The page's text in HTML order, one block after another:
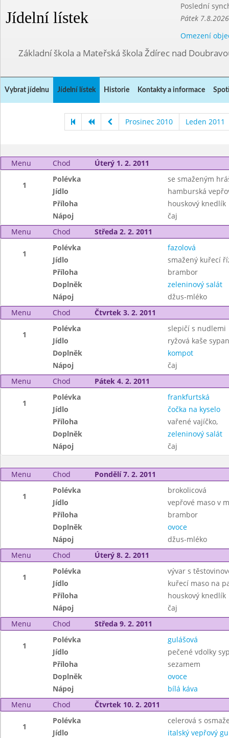
Jídelní lístek
Poslední
Pátek
Omezení
Základní škola a Mateřská škola Ždírec nad
Vybrat jídelnu Jídelní lístek Historie Kontakty a informace
Prosinec 2010 Leden 2011
Menu Chod Úterý 1. 2. 2011
1
Polévka
se smaženým
Jídlo
hamburská
Příloha
houskový knedlík
Nápoj
čaj
Menu
Chod Středa 2. 2. 2011
1
Polévka
fazolová
Jídlo
smažený kuřecí
Příloha
brambor
Doplněk
zeleninový salát
Nápoj
džus-mléko
Menu
Chod Čtvrtek 3. 2. 2011
1
Polévka
slepičí s nudlemi
Jídlo
ryžová kaše
Doplněk
kompot
Nápoj
čaj
Menu
Chod Pátek 4. 2. 2011
1
Polévka
frankfurtská
Jídlo
čočka na kyselo
Příloha
vařené vajíčko,
Doplněk
zeleninový salát
Nápoj
čaj
Menu Chod Pondělí 7. 2. 2011
1
Polévka
brokolicová
Jídlo
vepřové maso v
Příloha
brambor
Doplněk
ovoce
Nápoj
džus-mléko
Menu
Chod Úterý 8. 2. 2011
1
Polévka
vývar s
Jídlo
kuřecí maso na
Příloha
houskový knedlík
Nápoj
čaj
Menu
Chod Středa 9. 2. 2011
1
Polévka
gulášová
Jídlo
pečené vdolky
Příloha
sezamem
Doplněk
ovoce
Nápoj
bílá káva
Menu
Chod Čtvrtek 10. 2. 2011
1
Polévka
celerová s
Jídlo
italský vepřový